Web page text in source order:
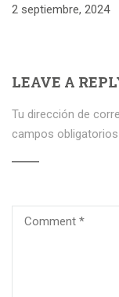
2 septiembre, 2024
LEAVE A
Tu dirección de
campos